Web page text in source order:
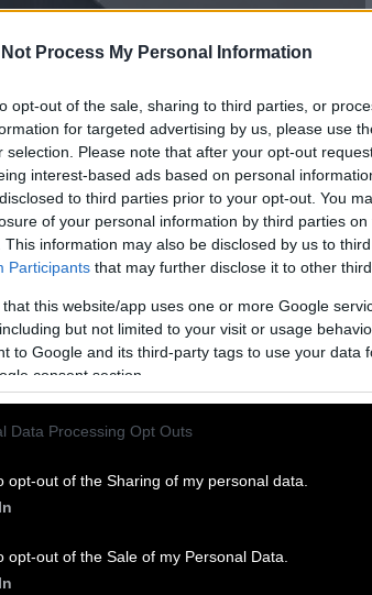
Not Process My Personal Information
opt-out of the sale, sharing to third parties, or
for targeted advertising by us, please use
selection. Please note that after your opt-out
interest-based ads based on personal
to third parties prior to your opt-out. You
of your personal information by third parties on
This information may also be disclosed by us to
Participants that may further disclose it to other
that this website/app uses one or more Google
but not limited to your visit or usage
to Google and its third-party tags to use your data
consent section.
Data Processing Opt Outs
opt-out of the Sharing of my personal data.
opt-out of the Sale of my Personal Data.